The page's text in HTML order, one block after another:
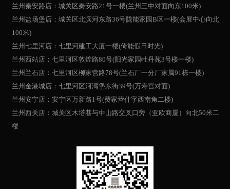
兰州秦安路店：城关区秦安路21号一楼(兰州三中对面向东100米)
兰州盐场堡店：城关区北滨河东路36号陇能家园B区一楼(会展中心向北
100米)
兰州七里河店：七里河建工大厦一楼(倚能假日时光)
兰州西站店：七里河区敦煌路80号(阳光家园牡丹苑3号楼一楼)
兰州兰石店：七里河区柳家营路78号(兰石厂一分厂家属91栋一楼)
兰州金港城店：七里河区河湾堡东街39号(万寿宫对面)
兰州安宁店：安宁区万新路1号(费家营什字西南角二楼)
兰州西关店：城关区木塔巷与中山路交叉口旁（亚欧商厦）向北50米二
楼